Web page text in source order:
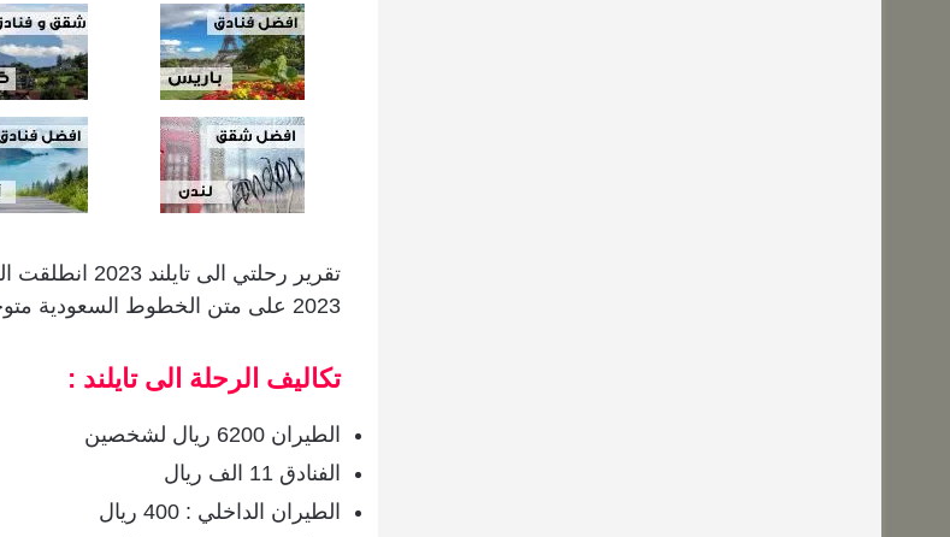
2023 على متن الخطوط السعودية متوجهة مباشرة إلى بانكوك العاصمة التايلندية
تكاليف الرحلة الى تايلند :
الطيران 6200 ريال لشخصين
الفنادق 11 الف ريال
الطيران الداخلي : 400 ريال